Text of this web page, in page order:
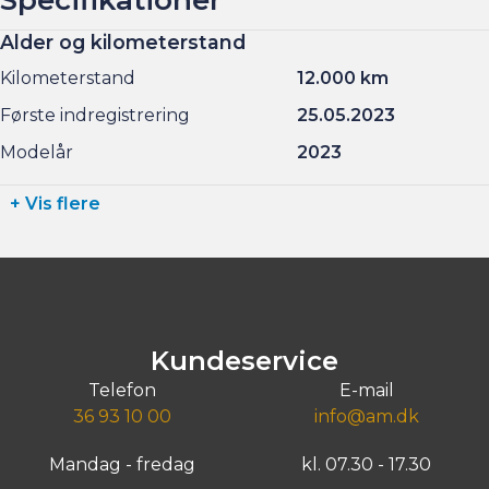
Alder og kilometerstand
Kilometerstand
12.000 km
Første indregistrering
25.05.2023
Modelår
2023
+ Vis flere
Kundeservice
Telefon
36 93 10 00
E-mail
info@am.dk
Mandag - fredag kl. 07.30 - 17.30